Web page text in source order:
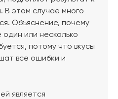
В этом случае много
Объяснение, почему
или несколько
потому что вкусы
все ошибки и
является